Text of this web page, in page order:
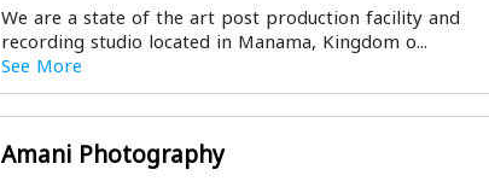
We are a state of the art post production facility and
recording studio located in Manama, Kingdom o...
See More
Amani Photography